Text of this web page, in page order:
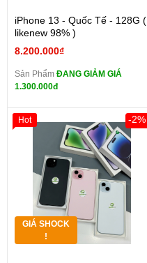
iPhone 13 - Quốc Tế - 128G (
likenew 98% )
8.200.000₫
Sản Phẩm ĐANG GIẢM GIÁ
1.300.000đ
GIÁ SHOCK
!
-2%
Hot